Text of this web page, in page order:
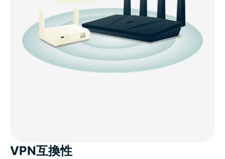
VPN互換性